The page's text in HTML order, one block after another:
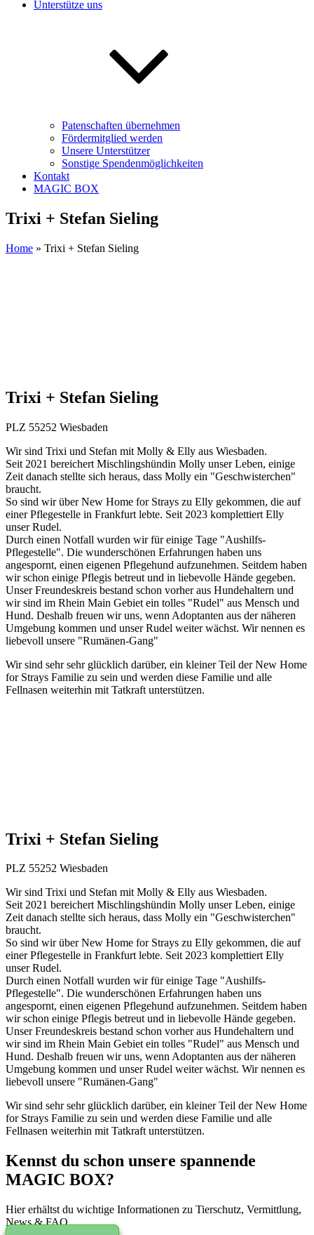
Unterstütze uns
Patenschaften übernehmen
Fördermitglied werden
Unsere Unterstützer
Sonstige Spendenmöglichkeiten
Kontakt
MAGIC BOX
Trixi + Stefan Sieling
Home » Trixi + Stefan Sieling
Trixi + Stefan Sieling
PLZ 55252 Wiesbaden
Wir sind Trixi und Stefan mit Molly & Elly aus Wiesbaden.
Seit 2021 bereichert Mischlingshündin Molly unser Leben, einige
Zeit danach stellte sich heraus, dass Molly ein "Geschwisterchen"
braucht.
So sind wir über New Home for Strays zu Elly gekommen, die auf
einer Pflegestelle in Frankfurt lebte. Seit 2023 komplettiert Elly
unser Rudel.
Durch einen Notfall wurden wir für einige Tage "Aushilfs-
Pflegestelle". Die wunderschönen Erfahrungen haben uns
angespornt, einen eigenen Pflegehund aufzunehmen. Seitdem haben
wir schon einige Pflegis betreut und in liebevolle Hände gegeben.
Unser Freundeskreis bestand schon vorher aus Hundehaltern und
wir sind im Rhein Main Gebiet ein tolles "Rudel" aus Mensch und
Hund. Deshalb freuen wir uns, wenn Adoptanten aus der näheren
Umgebung kommen und unser Rudel weiter wächst. Wir nennen es
liebevoll unsere "Rumänen-Gang"
Wir sind sehr sehr glücklich darüber, ein kleiner Teil der New Home
for Strays Familie zu sein und werden diese Familie und alle
Fellnasen weiterhin mit Tatkraft unterstützen.
Trixi + Stefan Sieling
PLZ 55252 Wiesbaden
Wir sind Trixi und Stefan mit Molly & Elly aus Wiesbaden.
Seit 2021 bereichert Mischlingshündin Molly unser Leben, einige
Zeit danach stellte sich heraus, dass Molly ein "Geschwisterchen"
braucht.
So sind wir über New Home for Strays zu Elly gekommen, die auf
einer Pflegestelle in Frankfurt lebte. Seit 2023 komplettiert Elly
unser Rudel.
Durch einen Notfall wurden wir für einige Tage "Aushilfs-
Pflegestelle". Die wunderschönen Erfahrungen haben uns
angespornt, einen eigenen Pflegehund aufzunehmen. Seitdem haben
wir schon einige Pflegis betreut und in liebevolle Hände gegeben.
Unser Freundeskreis bestand schon vorher aus Hundehaltern und
wir sind im Rhein Main Gebiet ein tolles "Rudel" aus Mensch und
Hund. Deshalb freuen wir uns, wenn Adoptanten aus der näheren
Umgebung kommen und unser Rudel weiter wächst. Wir nennen es
liebevoll unsere "Rumänen-Gang"
Wir sind sehr sehr glücklich darüber, ein kleiner Teil der New Home
for Strays Familie zu sein und werden diese Familie und alle
Fellnasen weiterhin mit Tatkraft unterstützen.
Kennst du schon unsere spannende
MAGIC BOX?
Hier erhältst du wichtige Informationen zu Tierschutz, Vermittlung,
News & FAQ